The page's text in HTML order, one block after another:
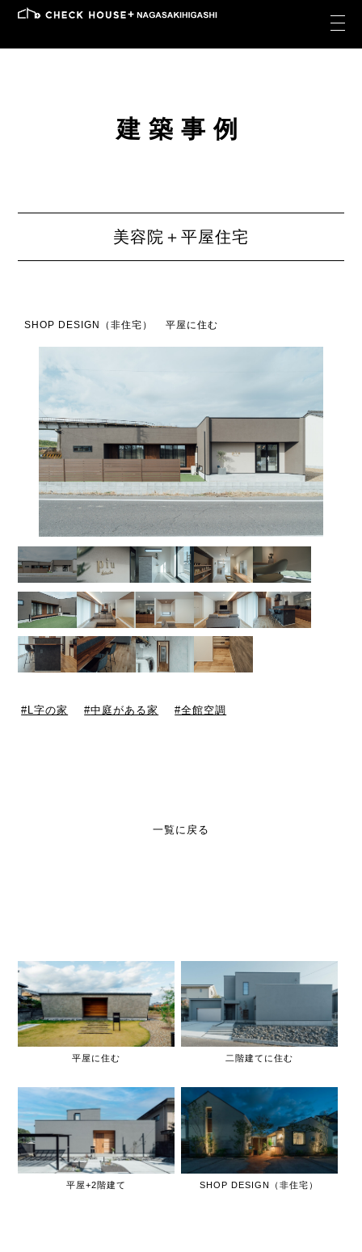
建築事例
美容院＋平屋住宅
SHOP DESIGN（非住宅） 平屋に住む
L字の家 中庭がある家 全館空調
一覧に戻る
平屋に住む 二階建てに住む
平屋+2階建て SHOP DESIGN（非住宅）